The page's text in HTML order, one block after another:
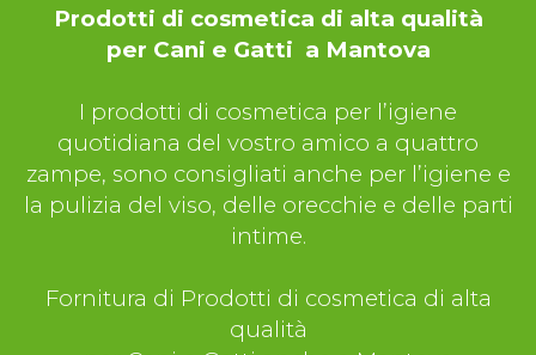
Prodotti di cosmetica di alta qualità
per Cani e Gatti a Mantova
I prodotti di cosmetica per l’igiene
quotidiana del vostro amico a quattro
zampe, sono consigliati anche per l’igiene e
la pulizia del viso, delle orecchie e delle parti
intime.
Fornitura di Prodotti di cosmetica di alta
qualità